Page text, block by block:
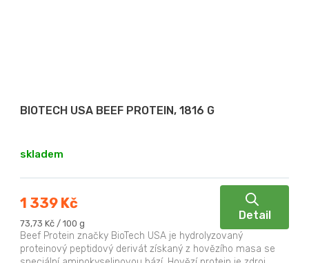
BIOTECH USA BEEF PROTEIN, 1816 G
skladem
1 339 Kč
Měrná
cena:
73,73 Kč / 100 g
Detail
Beef Protein značky BioTech USA je hydrolyzovaný
proteinový peptidový derivát získaný z hovězího masa se